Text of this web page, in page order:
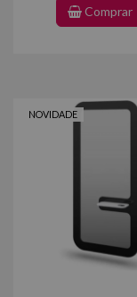
Comprar
NOVIDADE